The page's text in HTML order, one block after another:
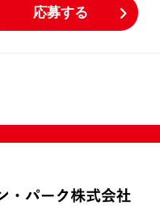
軽整備の見積りから
アップします！☆ 具
講習中の給与支援で
応募する